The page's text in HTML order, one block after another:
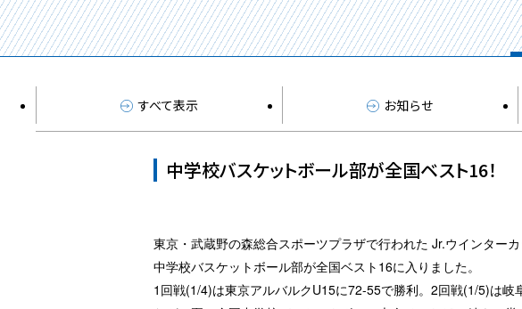
すべて表示 お知らせ
中学校バスケットボール部が全国ベスト16！
東京・武蔵野の森総合スポーツプラザで行われた Jr.ウインター
中学校バスケットボール部が全国ベスト16に入りました。
1回戦(1/4)は東京アルバルクU15に72-55で勝利。2回戦(1/5)は